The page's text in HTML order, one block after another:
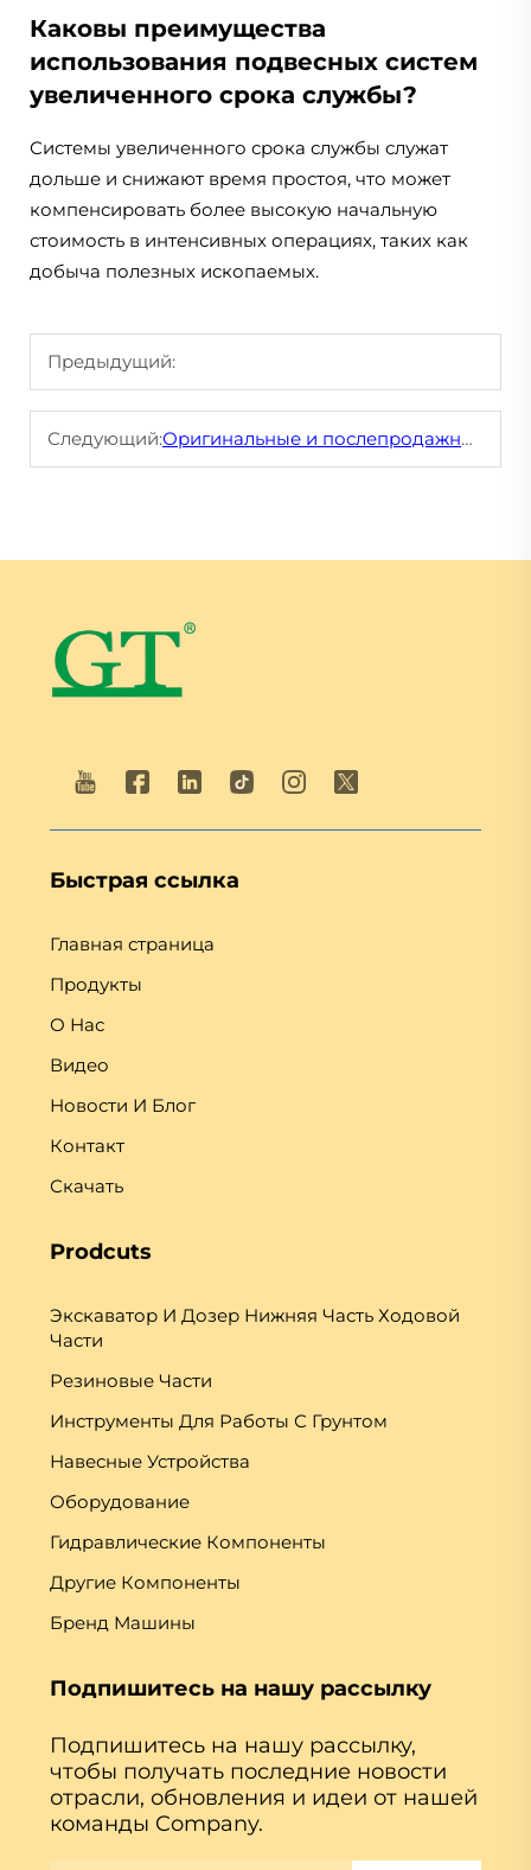
Каковы преимущества
использования подвесных систем
увеличенного срока службы?
Системы увеличенного срока службы служат
дольше и снижают время простоя, что может
компенсировать более высокую начальную
стоимость в интенсивных операциях, таких как
добыча полезных ископаемых.
Предыдущий:
Следующий:Оригинальные и послепродажные компоненты ходовой части для экскаваторов и бульдозеров: что лучше?
Быстрая ссылка
Главная страница
Продукты
О Нас
Видео
Новости И Блог
Контакт
Скачать
Prodcuts
Экскаватор И Дозер Нижняя Часть Ходовой
Части
Резиновые Части
Инструменты Для Работы С Грунтом
Навесные Устройства
Оборудование
Гидравлические Компоненты
Другие Компоненты
Бренд Машины
Подпишитесь на нашу рассылку
Подпишитесь на нашу рассылку,
чтобы получать последние новости
отрасли, обновления и идеи от нашей
команды Company.